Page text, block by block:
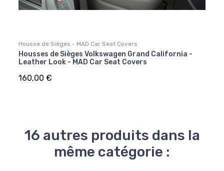
Housse de Sièges - MAD Car Seat Covers
Housses de Sièges Volkswagen Grand California -
Leather Look - MAD Car Seat Covers
160,00 €
16 autres produits dans la
même catégorie :